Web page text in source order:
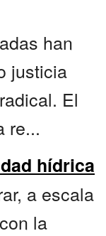
han
justicia
El
re...
hídrica
a escala
la